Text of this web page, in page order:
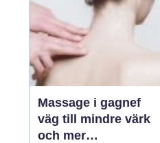
Massage i gagnef
väg till mindre värk
och mer